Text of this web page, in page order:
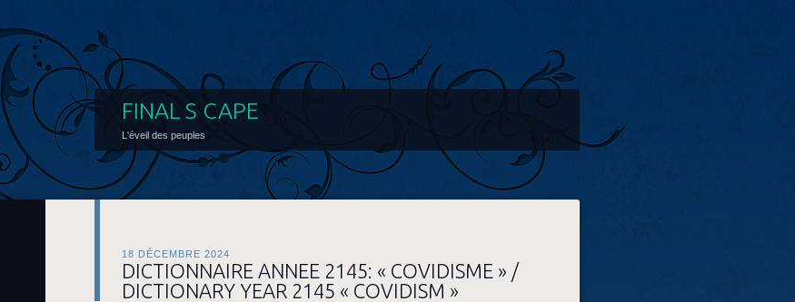
FINAL S CAPE
L'éveil des peuples
18 DÉCEMBRE 2024
DICTIONNAIRE ANNEE 2145: « COVIDISME » /
DICTIONARY YEAR 2145 « COVIDISM »